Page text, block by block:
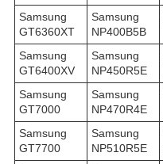
Samsung
GT6360XT
Samsung
NP400B5B
Samsung
GT6400XV
Samsung
NP450R5E
Samsung
GT7000
Samsung
NP470R4E
Samsung
GT7700
Samsung
NP510R5E